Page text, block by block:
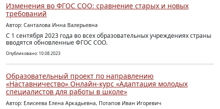
Изменения во ФГОС СОО: сравнение старых и новых
требований
Автор: Санталова Инна Валерьевна
С 1 сентября 2023 года во всех образовательных учреждениях страны
вводятся обновленные ФГОС СОО.
Опубликовано: 10.08.2023
Образовательный проект по направлению
«Наставничество» Онлайн-курс «Адаптация молодых
специалистов для работы в школе»
Автор: Елисеева Елена Аркадьевна, Потапов Иван Игоревич